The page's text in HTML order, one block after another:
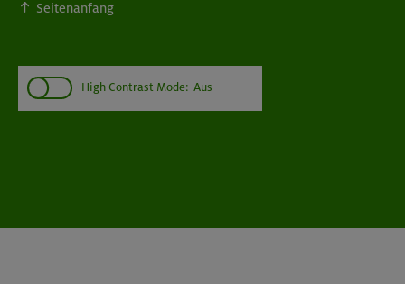
Seitenanfang
High Contrast Mode: Aus